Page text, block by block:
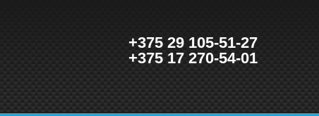
+375 29 105-51-27
+375 17 270-54-01